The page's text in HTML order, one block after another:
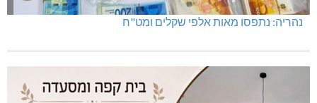
נהריה: נתפסו מאות אלפי שקלים ומט"ח